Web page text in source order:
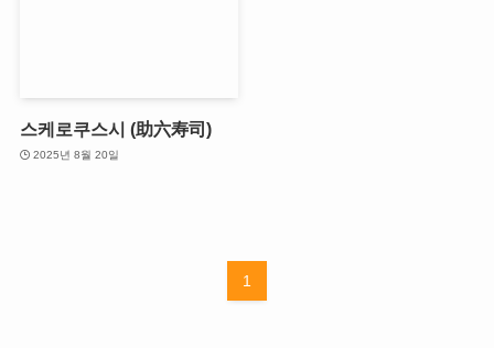
스케로쿠스시 (助六寿司)
2025년 8월 20일
1